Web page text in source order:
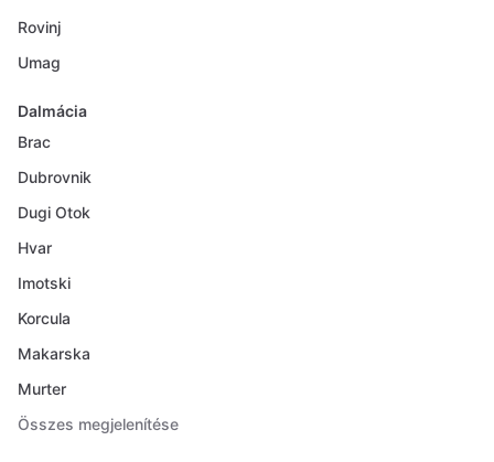
Rovinj
Umag
Dalmácia
Brac
Dubrovnik
Dugi Otok
Hvar
Imotski
Korcula
Makarska
Murter
Összes megjelenítése